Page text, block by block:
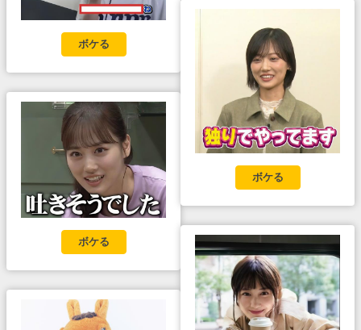
ボケる
ボケる
ボケる